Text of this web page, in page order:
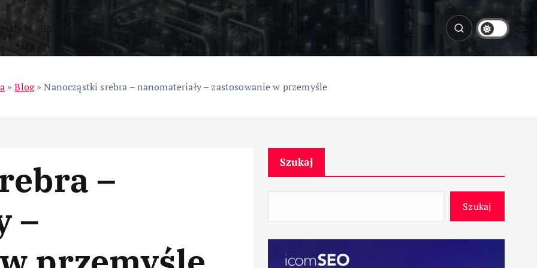
Przemysł
»Blog»Nanocząstki srebra – nanomateriały – zastosowanie w przemyśle
–
–
Szukaj
Szukaj